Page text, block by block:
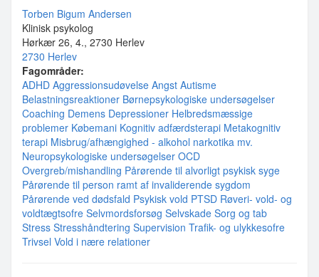
Torben Bigum Andersen
Klinisk psykolog
Hørkær 26, 4., 2730 Herlev
2730 Herlev
Fagområder:
ADHD Aggressionsudøvelse Angst Autisme
Belastningsreaktioner Børnepsykologiske undersøgelser
Coaching Demens Depressioner Helbredsmæssige
problemer Købemani Kognitiv adfærdsterapi Metakognitiv
terapi Misbrug/afhængighed - alkohol narkotika mv.
Neuropsykologiske undersøgelser OCD
Overgreb/mishandling Pårørende til alvorligt psykisk syge
Pårørende til person ramt af invaliderende sygdom
Pårørende ved dødsfald Psykisk vold PTSD Røveri- vold- og
voldtægtsofre Selvmordsforsøg Selvskade Sorg og tab
Stress Stresshåndtering Supervision Trafik- og ulykkesofre
Trivsel Vold i nære relationer